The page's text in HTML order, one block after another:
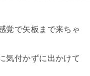
覚で矢板まで来ちゃ
気付かずに出かけて